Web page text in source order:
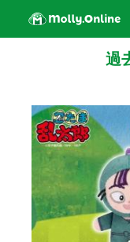
過